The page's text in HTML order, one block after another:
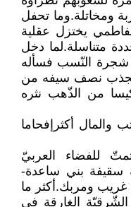
ومخاتلة.وما تحفل
يختزل عقلية
متناسلة.لما دخل
شجرة النّسب فسأله
فجذب نصف سيفه من
من الذّهب نثره
والمال أكثرإفحاما
للفضاء العربيّ
سقيفة بني ساعدة-
ومربك.أكثر ما
الغارقة في